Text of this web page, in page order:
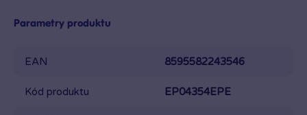
Parametry produktu
EAN 8595582243546
Kód produktu EP04354EPE